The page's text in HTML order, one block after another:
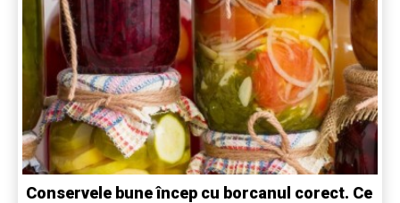
Conservele bune încep cu borcanul corect. Ce